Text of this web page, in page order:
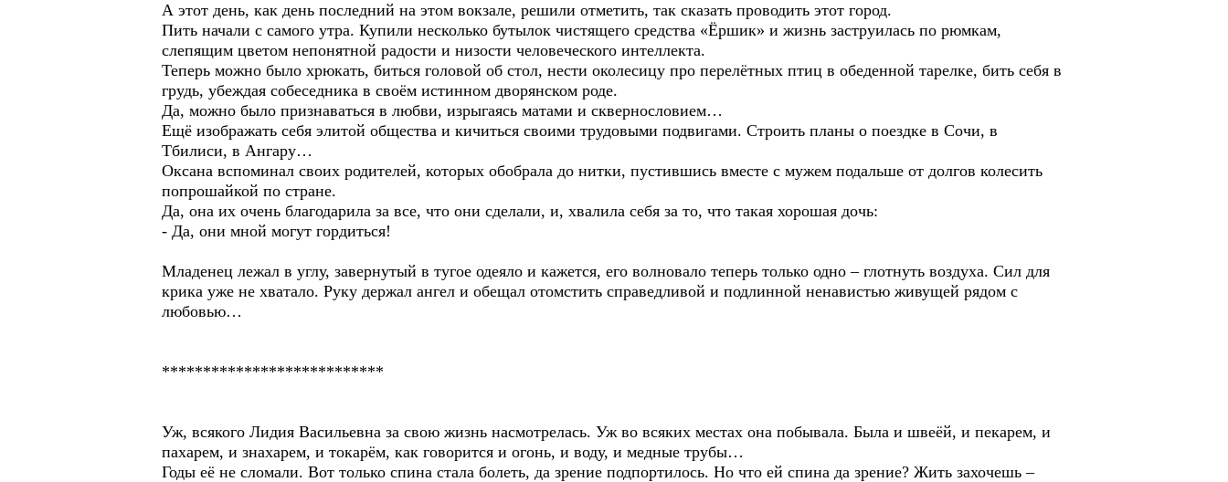
А этот день, как день последний на этом вокзале, решили отметить, так сказать проводить этот город.
Пить начали с самого утра. Купили несколько бутылок чистящего средства «Ёршик» и жизнь заструилась по рюмкам,
слепящим цветом непонятной радости и низости человеческого интеллекта.
Теперь можно было хрюкать, биться головой об стол, нести околесицу про перелётных птиц в обеденной тарелке, бить себя в
грудь, убеждая собеседника в своём истинном дворянском роде.
Да, можно было признаваться в любви, изрыгаясь матами и сквернословием…
Ещё изображать себя элитой общества и кичиться своими трудовыми подвигами. Строить планы о поездке в Сочи, в
Тбилиси, в Ангару…
Оксана вспоминал своих родителей, которых обобрала до нитки, пустившись вместе с мужем подальше от долгов колесить
попрошайкой по стране.
Да, она их очень благодарила за все, что они сделали, и, хвалила себя за то, что такая хорошая дочь:
- Да, они мной могут гордиться!
Младенец лежал в углу, завернутый в тугое одеяло и кажется, его волновало теперь только одно – глотнуть воздуха. Сил для
крика уже не хватало. Руку держал ангел и обещал отомстить справедливой и подлинной ненавистью живущей рядом с
любовью…
***************************
Уж, всякого Лидия Васильевна за свою жизнь насмотрелась. Уж во всяких местах она побывала. Была и швеёй, и пекарем, и
пахарем, и знахарем, и токарём, как говорится и огонь, и воду, и медные трубы…
Годы её не сломали. Вот только спина стала болеть, да зрение подпортилось. Но что ей спина да зрение? Жить захочешь –